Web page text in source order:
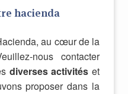
hacienda
au cœur de la
nous contacter
diverses activités et
proposer dans la